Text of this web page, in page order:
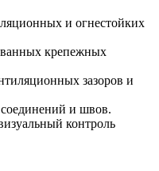
и огнестойких
крепежных
зазоров и
и швов.
контроль